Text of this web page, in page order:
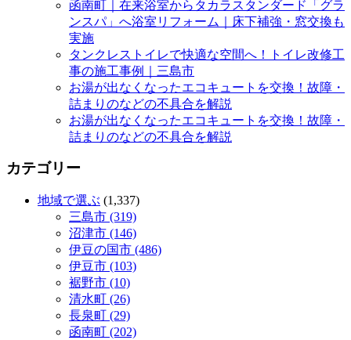
函南町｜在来浴室からタカラスタンダード「グラ
ンスパ」へ浴室リフォーム｜床下補強・窓交換も
実施
タンクレストイレで快適な空間へ！トイレ改修工
事の施工事例｜三島市
お湯が出なくなったエコキュートを交換！故障・
詰まりのなどの不具合を解説
お湯が出なくなったエコキュートを交換！故障・
詰まりのなどの不具合を解説
カテゴリー
地域で選ぶ (1,337)
三島市 (319)
沼津市 (146)
伊豆の国市 (486)
伊豆市 (103)
裾野市 (10)
清水町 (26)
長泉町 (29)
函南町 (202)